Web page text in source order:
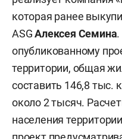
которая ранее
ASGАлексея Семина
опубликованному
территории, общая
составить 146,8 тыс.
около 2 тысяч.
населения